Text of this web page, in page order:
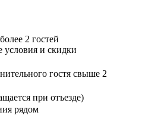
2 гостей
условия и скидки
гостя свыше 2
при отъезде)
рядом